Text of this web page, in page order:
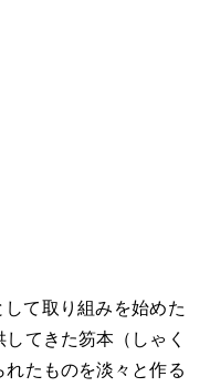
して取り組みを始めた
てきた笏本（しゃく
れたものを淡々と作る